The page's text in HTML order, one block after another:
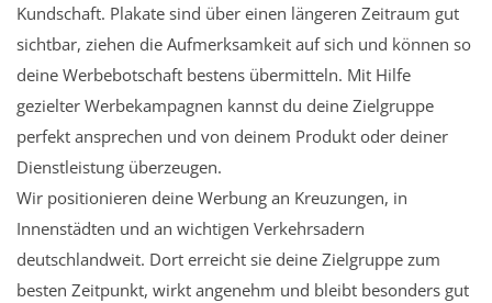
Kundschaft. Plakate sind über einen längeren Zeitraum gut
sichtbar, ziehen die Aufmerksamkeit auf sich und können so
deine Werbebotschaft bestens übermitteln. Mit Hilfe
gezielter Werbekampagnen kannst du deine Zielgruppe
perfekt ansprechen und von deinem Produkt oder deiner
Dienstleistung überzeugen.
Wir positionieren deine Werbung an Kreuzungen, in
Innenstädten und an wichtigen Verkehrsadern
deutschlandweit. Dort erreicht sie deine Zielgruppe zum
besten Zeitpunkt, wirkt angenehm und bleibt besonders gut